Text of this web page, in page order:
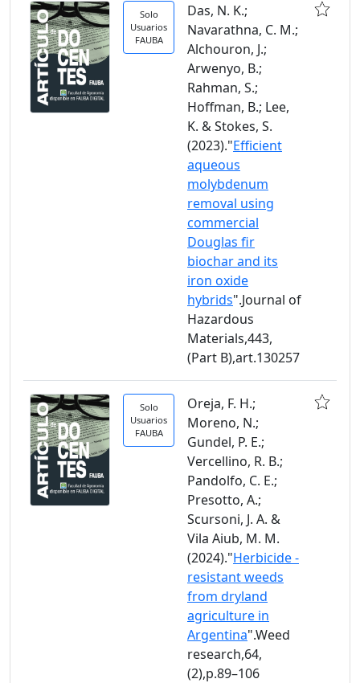
Solo
Usuarios
FAUBA
Das, N. K.;
Navarathna, C. M.;
Alchouron, J.;
Arwenyo, B.;
Rahman, S.;
Hoffman, B.; Lee,
K. & Stokes, S.
(2023)."Efficient
aqueous
molybdenum
removal using
commercial
Douglas fir
biochar and its
iron oxide
hybrids".Journal of
Hazardous
Materials,443,
(Part B),art.130257
Solo
Usuarios
FAUBA
Oreja, F. H.;
Moreno, N.;
Gundel, P. E.;
Vercellino, R. B.;
Pandolfo, C. E.;
Presotto, A.;
Scursoni, J. A. &
Vila Aiub, M. M.
(2024)."Herbicide -
resistant weeds
from dryland
agriculture in
Argentina".Weed
research,64,
(2),p.89–106